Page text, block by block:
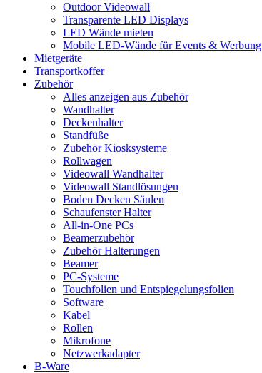
Outdoor Videowall
Transparente LED Displays
LED Wände mieten
Mobile LED-Wände für Events & Werbung
Mietgeräte
Transportkoffer
Zubehör
Alles anzeigen aus Zubehör
Wandhalter
Deckenhalter
Standfüße
Zubehör Kiosksysteme
Rollwagen
Videowall Wandhalter
Videowall Standlösungen
Boden Decken Säulen
Schaufenster Halter
All-in-One PCs
Beamerzubehör
Zubehör Halterungen
Beamer
PC-Systeme
Touchfolien und Entspiegelungsfolien
Software
Kabel
Rollen
Mikrofone
Netzwerkadapter
B-Ware